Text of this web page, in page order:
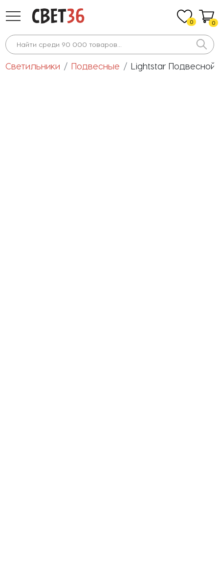
0 0
Светильники Подвесные Lightstar Подвесной